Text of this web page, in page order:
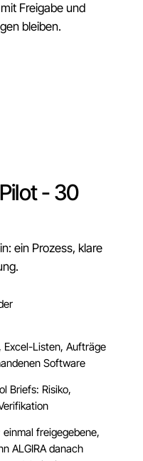
Freigabe und
bleiben.
- 30
ein Prozess, klare
Excel-Listen, Aufträge
Software
Briefs: Risiko,
freigegebene,
ALGIRA danach